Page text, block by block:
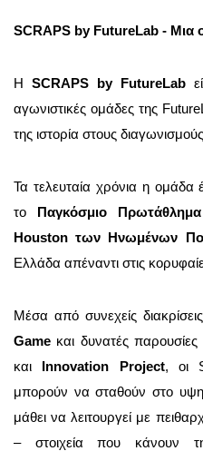
SCRAPS by FutureLab - Μια
Η SCRAPS by FutureLab
αγωνιστικές ομάδες της
της ιστορία στους
Τα τελευταία χρόνια η ομάδα
το Παγκόσμιο
Houston των Ηνωμένων
Ελλάδα απέναντι στις
Μέσα από συνεχείς
Game και δυνατές παρουσίες
και Innovation Project, οι
μπορούν να σταθούν στο
μάθει να λειτουργεί με
– στοιχεία που κάνουν